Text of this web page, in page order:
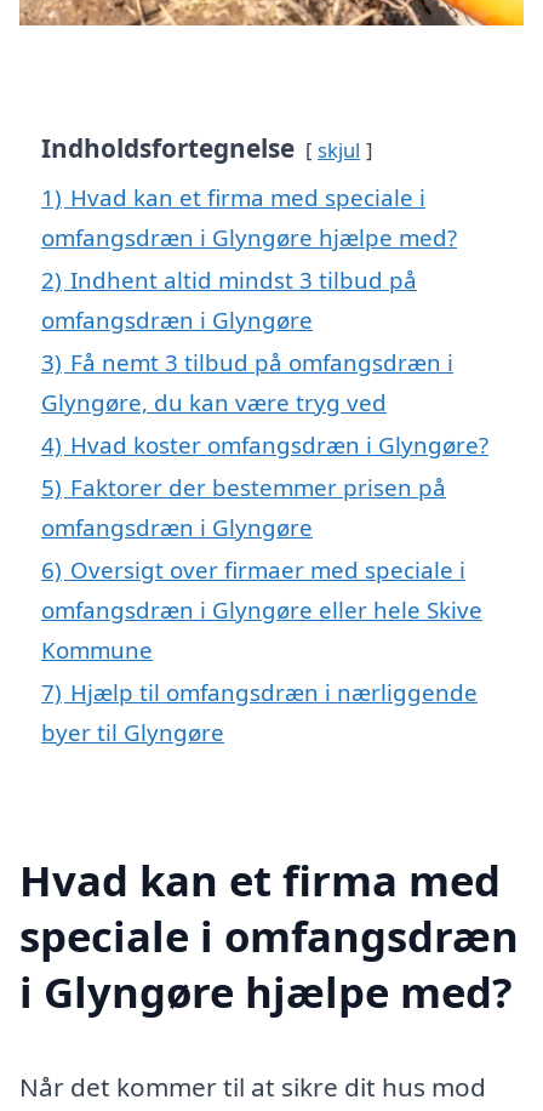
Indholdsfortegnelse skjul
1) Hvad kan et firma med speciale i
omfangsdræn i Glyngøre hjælpe med?
2) Indhent altid mindst 3 tilbud på
omfangsdræn i Glyngøre
3) Få nemt 3 tilbud på omfangsdræn i
Glyngøre, du kan være tryg ved
4) Hvad koster omfangsdræn i Glyngøre?
5) Faktorer der bestemmer prisen på
omfangsdræn i Glyngøre
6) Oversigt over firmaer med speciale i
omfangsdræn i Glyngøre eller hele Skive
Kommune
7) Hjælp til omfangsdræn i nærliggende
byer til Glyngøre
Hvad kan et firma med
speciale i omfangsdræn
i Glyngøre hjælpe med?
Når det kommer til at sikre dit hus mod